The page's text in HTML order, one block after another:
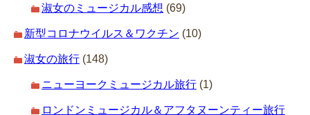
淑女のミュージカル感想 (69)
新型コロナウイルス＆ワクチン (10)
淑女の旅行 (148)
ニューヨークミュージカル旅行 (1)
ロンドンミュージカル＆アフタヌーンティー旅行